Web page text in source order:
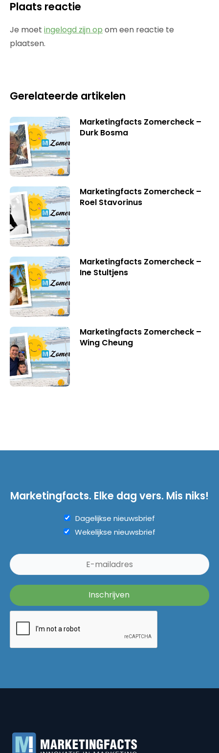
Plaats reactie
Je moet ingelogd zijn op om een reactie te
plaatsen.
Gerelateerde artikelen
Marketingfacts Zomercheck –
Durk Bosma
Marketingfacts Zomercheck –
Roel Stavorinus
Marketingfacts Zomercheck –
Ine Stultjens
Marketingfacts Zomercheck –
Wing Cheung
Marketingfacts. Elke dag vers. Mis niks!
Dagelijkse nieuwsbrief
Wekelijkse nieuwsbrief